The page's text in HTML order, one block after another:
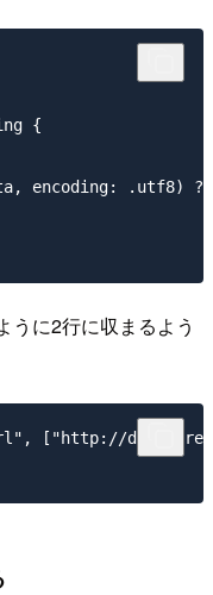
{
encoding: .utf8)
うに2行に収まるよう
["http://